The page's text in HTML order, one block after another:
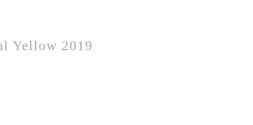
Yellow 2019